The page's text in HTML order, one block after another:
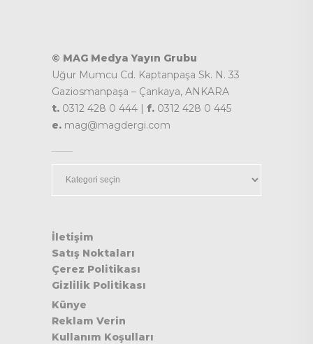
© MAG Medya Yayın Grubu
Uğur Mumcu Cd. Kaptanpaşa Sk. N. 33
Gaziosmanpaşa – Çankaya, ANKARA
t. 0312 428 0 444 | f. 0312 428 0 445
e. mag@magdergi.com
İletişim
Satış Noktaları
Çerez Politikası
Gizlilik Politikası
Künye
Reklam Verin
Kullanım Koşulları